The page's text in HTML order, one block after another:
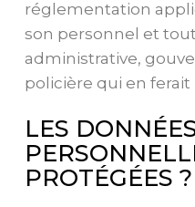
réglementation
son personnel et
administrative,
policière qui en ferait
LES
PROTÉGÉES ?